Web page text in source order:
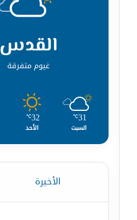
القدس
غيوم متفرقة
31
℃
السبت
32
℃
الأحد
الأخيرة